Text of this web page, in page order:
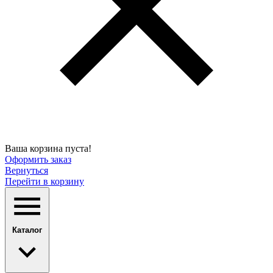
Ваша корзина пуста!
Оформить заказ
Вернуться
Перейти в корзину
Каталог